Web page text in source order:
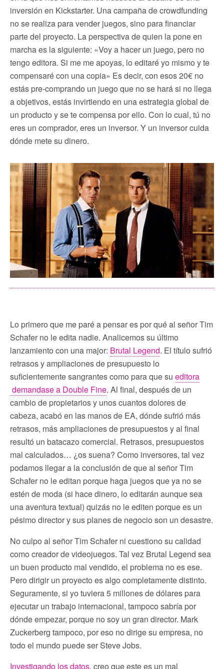
inversión en Kickstarter. Una campaña de crowdfunding
no se realiza para vender juegos, sino para financiar
parte del proyecto. La perspectiva de quien la pone en
marcha es la siguiente: «Voy a hacer un juego, pero no
tengo editora. Si me me apoyas, lo editaré yo mismo y te
compensaré con una copia» Es decir, con esos 20€ no
estás pre-comprando un juego que no se hará si no llega
a objetivos, estás invirtiendo en una estrategia global de
un producto y se te compensa por ello. Con lo cual, tú no
eres un comprador, eres un inversor. Y un inversor cuida
dónde mete su dinero.
Lo primero que me paré a pensar es por qué al señor Tim
Schafer no le edita nadie. Analicemos su último
lanzamiento con una major: Brutal Legend. El título sufrió
retrasos y ampliaciones de presupuesto lo
suficientemente sangrantes como para que su editora
demandase a Double Fine. Al final, después de un
cambio de propietarios y unos cuantos dolores de
cabeza, acabó en las manos de EA, dónde sufrió más
retrasos, más ampliaciones de presupuestos y al final
resultó un batacazo comercial. Retrasos, presupuestos
mal calculados… ¿os suena? Como inversores, tal vez
podamos llegar a la conclusión de que al señor Tim
Schafer no le editan porque haga juegos que ya no se
estén de moda (si hace dinero, lo editarán aunque sea
una aventura textual) quizás no le editen porque es un
pésimo director y sus planes de negocio son un desastre.
No culpo al señor Tim Schafer ni cuestiono su calidad
como creador de videojuegos. Tal vez Brutal Legend sea
un buen producto mal vendido, el problema no es ese.
Pero dirigir un proyecto es algo completamente distinto.
Seguramente, si yo tuviera 5 millones de dólares para
ejecutar un trabajo internacional, tampoco sabría por
dónde empezar, porque no soy un gran director. Mark
Zuckerberg tampoco, por eso no dirige su empresa, no
todo el mundo puede ser Steve Jobs.
Investigando los datos, creo que este es un mal